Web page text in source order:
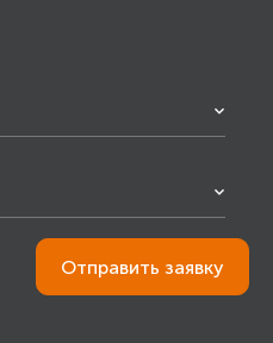
Отправить заявку